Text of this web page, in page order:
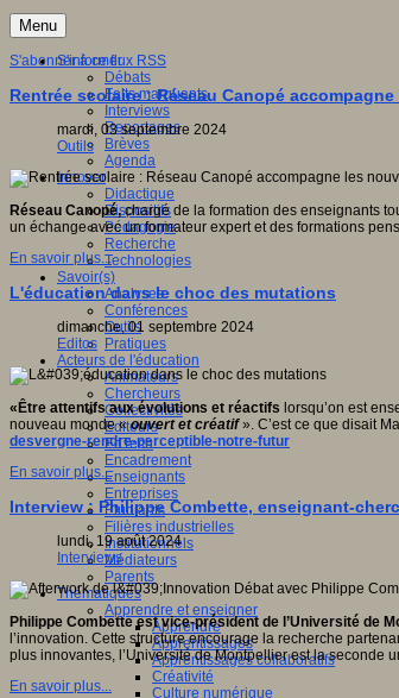
Menu
S'informer
Débats
Faits marquants
Interviews
Reportages
Brèves
Agenda
Innover
Didactique
Dispositifs
Pédagogie
Recherche
Technologies
Savoir(s)
Analyses
Conférences
Outils
Pratiques
Acteurs de l'éducation
Animateurs
Chercheurs
Collectivités
Editeurs
EdTech
Encadrement
Enseignants
Entreprises
Etudiants
Filières industrielles
Institutionnels
Médiateurs
Parents
Thématiques
Apprendre et enseigner
Apprendre
Apprentissages
Apprentissages collaboratifs
Créativité
Culture numérique
S'abonner à ce flux RSS
Rentrée scolaire : Réseau Canopé
mardi, 03 septembre 2024
Outils
Réseau Canopé,chargé de la formation des enseignants
un échange avec un formateur expert et des formations
En savoir plus...
L'éducation dans le choc des mutations
dimanche, 01 septembre 2024
Editos
« Être attentifs aux évolutions et réactifs lorsqu’on est
nouveau monde «ouvert et créatif». C’est ce que disait
desvergne-rendre-perceptible-notre-futur
En savoir plus...
Interview : Philippe Combette, enseignant-
lundi, 19 août 2024
Interviews
Philippe Combette est vice-président de l’Université de
l’innovation. Cette structure encourage la recherche
plus innovantes, l’Université de Montpellier est la seconde
En savoir plus...